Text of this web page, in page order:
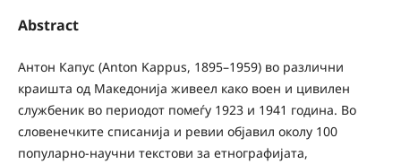
Abstract
Антон Капус (Anton Kappus, 1895–1959) во различни
краишта од Македонија живеел како воен и цивилен
службеник во периодот помеѓу 1923 и 1941 година. Во
словенечките списанија и ревии објавил околу 100
популарно-научни текстови за етнографијата,